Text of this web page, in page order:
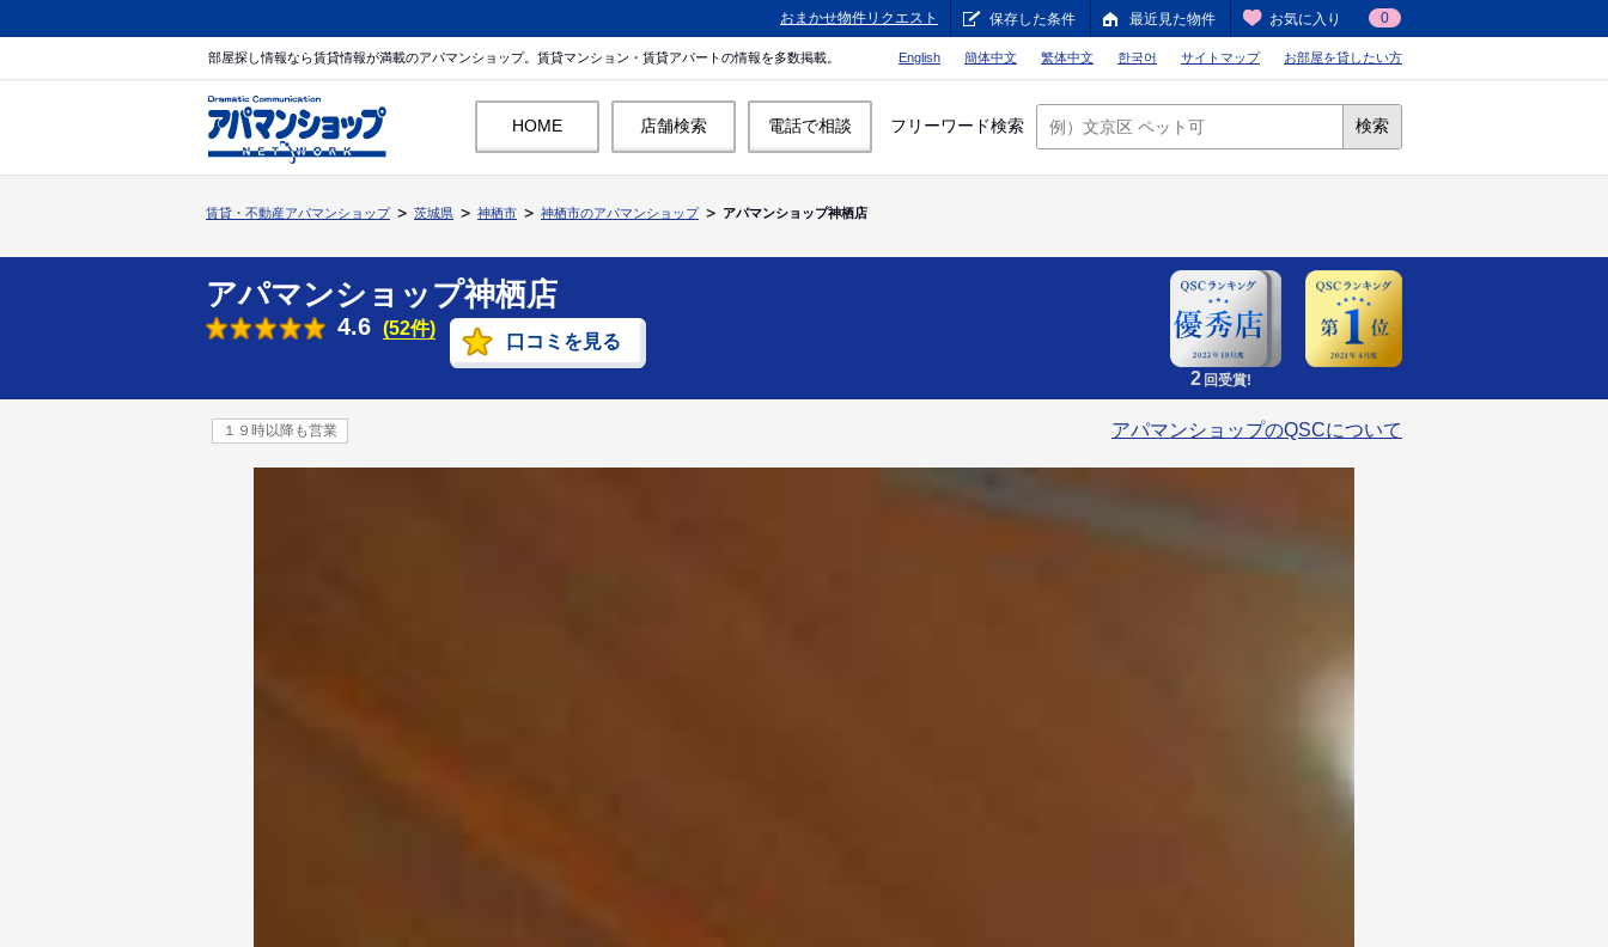
おまかせ物件リクエスト 保存した条件 最近見た物件 お気に入り 0
部屋探し情報なら賃貸情報が満載のアパマンショップ。賃貸マンション・賃貸アパートの情報を多数掲載。 English 簡体中文 繁体中文 한국어 サイトマップ お部屋を貸したい方
HOME 店舗検索 電話で相談 フリーワード検索 検索
賃貸・不動産アパマンショップ 茨城県 神栖市 神栖市のアパマンショップ アパマンショップ神栖店
アパマンショップ神栖店
4.6 (52件)
口コミを見る
2 回受賞!
１９時以降も営業 アパマンショップのQSCについて